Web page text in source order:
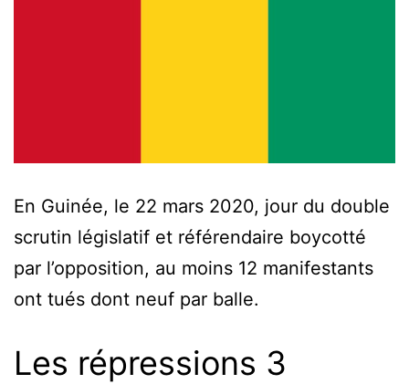
En Guinée, le 22 mars 2020, jour du double
scrutin législatif et référendaire boycotté
par l’opposition, au moins 12 manifestants
ont tués dont neuf par balle.
Les répressions 3